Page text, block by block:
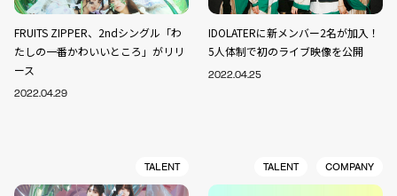
FRUITS ZIPPER、2ndシングル「わ
たしの一番かわいいところ」がリリ
ース
2022.04.29
IDOLATERに新メンバー2名が加入！
5人体制で初のライブ映像を公開
2022.04.25
TALENT TALENT COMPANY